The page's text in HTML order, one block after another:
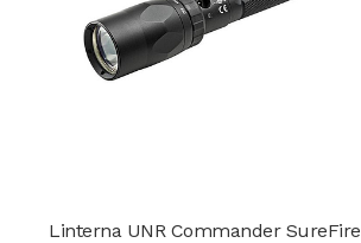
Linterna UNR Commander SureFire